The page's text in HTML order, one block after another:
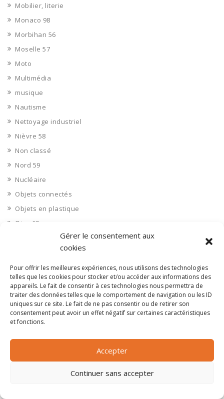
Gérer le consentement aux
cookies
Pour offrir les meilleures expériences, nous utilisons des technologies
telles que les cookies pour stocker et/ou accéder aux informations des
appareils. Le fait de consentir à ces technologies nous permettra de
traiter des données telles que le comportement de navigation ou les ID
uniques sur ce site. Le fait de ne pas consentir ou de retirer son
consentement peut avoir un effet négatif sur certaines caractéristiques
et fonctions.
Accepter
Continuer sans accepter
Mobilier, literie
Monaco 98
Morbihan 56
Moselle 57
Moto
Multimédia
musique
Nautisme
Nettoyage industriel
Nièvre 58
Non classé
Nord 59
Nucléaire
Objets connectés
Objets en plastique
Oise 60
Opérateur télécom
Opérateurs télécom
Optique
Ordinateurs
Orne 61
Ouvrages d’art
Paramédical, compléments alimentaires
Paris 75